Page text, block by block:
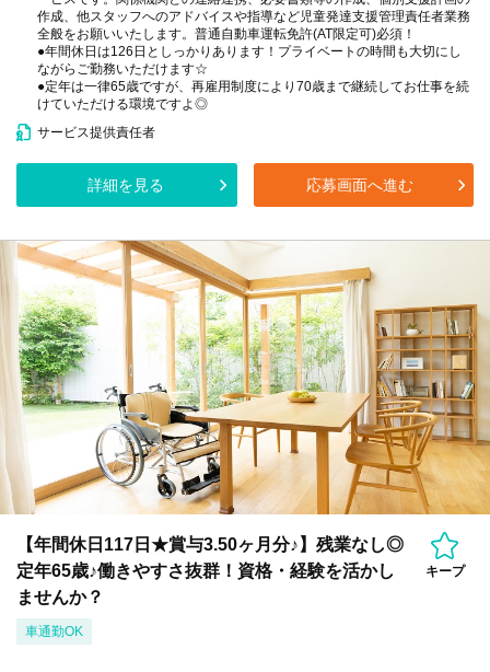
作成、他スタッフへのアドバイスや指導など児童発達支援管理責任者業務
全般をお願いいたします。普通自動車運転免許(AT限定可)必須！
●年間休日は126日としっかりあります！プライベートの時間も大切にし
ながらご勤務いただけます☆
●定年は一律65歳ですが、再雇用制度により70歳まで継続してお仕事を続
けていただける環境ですよ◎
サービス提供責任者
詳細を見る 応募画面へ進む
【年間休日117日★賞与3.50ヶ月分♪】残業なし◎
定年65歳♪働きやすさ抜群！資格・経験を活かし
ませんか？
キープ
車通勤OK